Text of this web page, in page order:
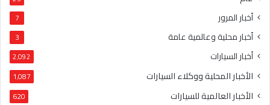
أخبار المرور 7
أخبار محلية وعالمية عامة 3
أخبار السيارات 2٬092
الأخبار المحلية ووكلاء السيارات 1٬087
الأخبار العالمية للسيارات 620